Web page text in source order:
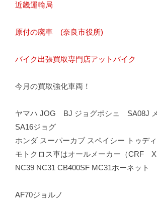
近畿運輸局
原付の廃車 (奈良市役所)
バイク出張買取専門店アットバイク
今月の買取強化車両！
ヤマハ JOG BJ ジョグポシェ SA08J
SA16ジョグ
ホンダ スーパーカブ スペイシー トゥデ
モトクロス車はオールメーカー（CRF
NC39 NC31 CB400SF MC31ホーネット
AF70ジョルノ